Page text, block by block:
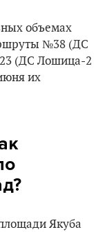
объемах
№38 (ДС
(ДС Лошица-2
их
Якуба